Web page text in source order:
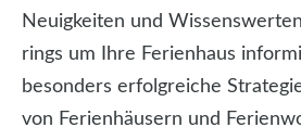
Neuigkeiten und
rings um Ihre Ferienhaus
besonders erfolgreiche
von Ferienhäusern und